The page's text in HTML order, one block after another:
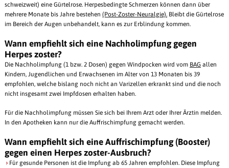
schweizweit) eine Gürtelrose. Herpesbedingte Schmerzen können dann über
mehrere Monate bis Jahre bestehen (Post-Zoster-Neuralgie). Bleibt die Gürtelrose
im Bereich der Augen unbehandelt, kann es zur Erblindung kommen.
Wann empfiehlt sich eine Nachholimpfung gegen
Herpes zoster?
Die Nachholimpfung (1 bzw. 2 Dosen) gegen Windpocken wird vom BAG allen
Kindern, Jugendlichen und Erwachsenen im Alter von 13 Monaten bis 39
empfohlen, welche bislang noch nicht an Varizellen erkrankt sind und die noch
nicht insgesamt zwei Impfdosen erhalten haben.
Für die Nachholimpfung müssen Sie sich bei Ihrem Arzt oder Ihrer Ärztin melden.
In den Apotheken kann nur die Auffrischimpfung gemacht werden.
Wann empfiehlt sich eine Auffrischimpfung (Booster)
gegen einen Herpes zoster-Ausbruch?
Für gesunde Personen ist die Impfung ab 65 Jahren empfohlen. Diese Impfung